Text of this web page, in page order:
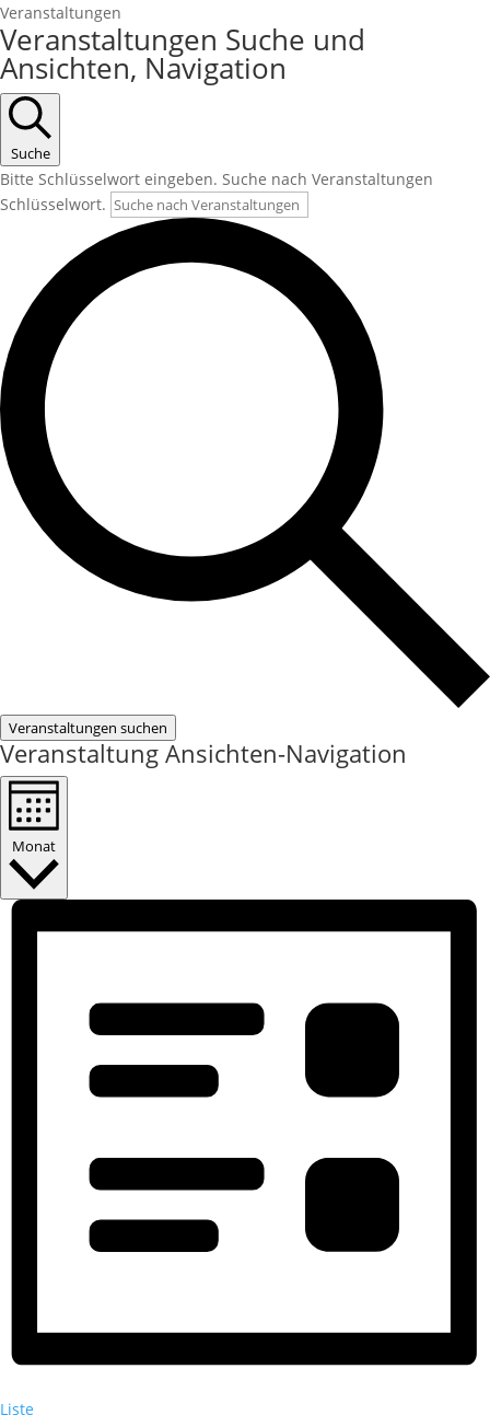
Veranstaltungen
Veranstaltungen
Veranstaltungen Suche und
Ansichten, Navigation
Suche
Bitte Schlüsselwort eingeben. Suche nach Veranstaltungen
Schlüsselwort.
Veranstaltungen suchen
Veranstaltung Ansichten-Navigation
Monat
Liste